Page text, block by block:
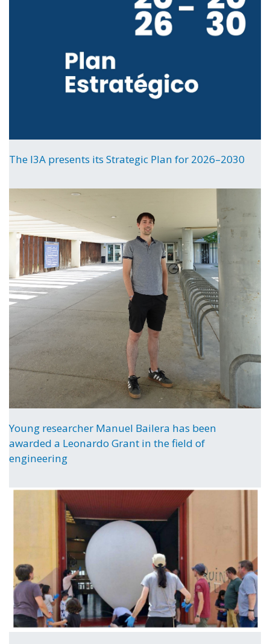
The I3A presents its Strategic Plan for 2026–2030
Young researcher Manuel Bailera has been
awarded a Leonardo Grant in the field of
engineering